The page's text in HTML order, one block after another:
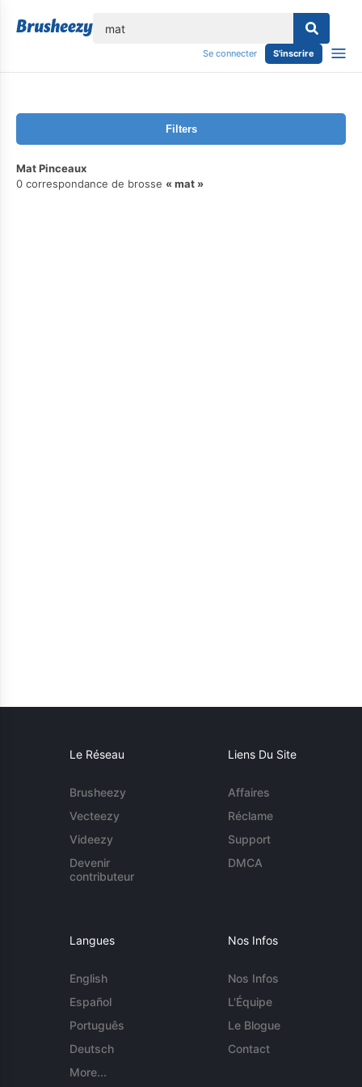
Se connecter S'inscrire
Filters
Mat Pinceaux
0 correspondance de brosse
mat
Le Réseau
Brusheezy
Vecteezy
Videezy
Devenir
contributeur
Liens Du Site
Affaires
Réclame
Support
DMCA
Langues
English
Español
Português
Deutsch
More...
Nos Infos
Nos Infos
L'Équipe
Le Blogue
Contact